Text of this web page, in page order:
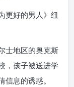
更好的男人》纽
士地区的奥克斯
，孩子被送进学
息的诱惑。